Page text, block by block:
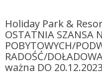
Holiday Park &
OSTATNIA SZANSA
POBYTOWYCH/
RADOŚĆ/
ważna DO 20.12.2023